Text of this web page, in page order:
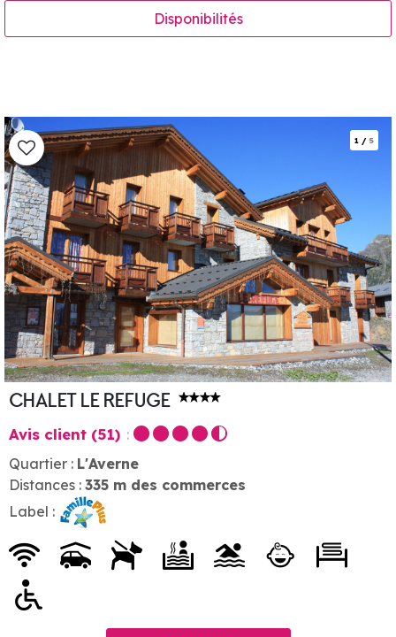
Disponibilités
1 / 5
CHALET LE REFUGE
Avis client (51)
Quartier : L'Averne
Distances : 335 m des commerces
Label :